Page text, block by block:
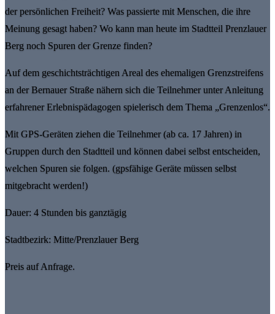
der persönlichen Freiheit? Was passierte mit Menschen, die ihre
Meinung gesagt haben? Wo kann man heute im Stadtteil Prenzlauer
Berg noch Spuren der Grenze finden?
Auf dem geschichtsträchtigen Areal des ehemaligen Grenzstreifens
an der Bernauer Straße nähern sich die Teilnehmer unter Anleitung
erfahrener Erlebnispädagogen spielerisch dem Thema „Grenzenlos“.
Mit GPS-Geräten ziehen die Teilnehmer (ab ca. 17 Jahren) in
Gruppen durch den Stadtteil und können dabei selbst entscheiden,
welchen Spuren sie folgen. (gpsfähige Geräte müssen selbst
mitgebracht werden!)
Dauer: 4 Stunden bis ganztägig
Stadtbezirk: Mitte/Prenzlauer Berg
Preis auf Anfrage.